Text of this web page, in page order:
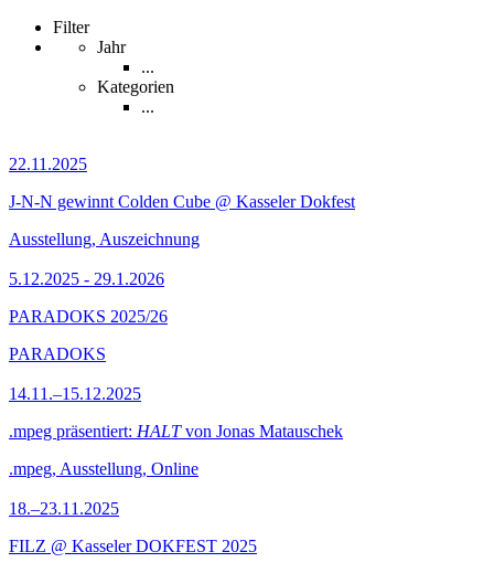
Filter
Jahr
...
Kategorien
...
22.11.2025
J-N-N gewinnt Colden Cube @ Kasseler Dokfest
Ausstellung, Auszeichnung
5.12.2025 - 29.1.2026
PARADOKS 2025/26
PARADOKS
14.11.–15.12.2025
.mpeg präsentiert: HALTvon Jonas Matauschek
.mpeg, Ausstellung, Online
18.–23.11.2025
FILZ @ Kasseler DOKFEST 2025